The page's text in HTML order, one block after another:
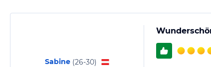
Sabine (26-30)